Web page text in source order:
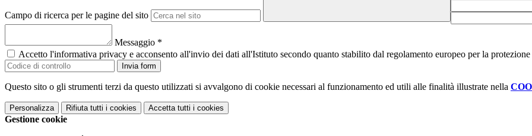
Campo di ricerca per le pagine del sito
Messaggio *
Accetto l'informativa privacy e acconsento all'invio dei dati all'Istituto secondo quanto stabilito dal regolamento europeo per la
Invia form
Questo sito o gli strumenti terzi da questo utilizzati si avvalgono di cookie necessari al funzionamento ed utili alle finalità illustrate nella
Personalizza Rifiuta tutti i cookies Accetta tutti i cookies
Gestione cookie